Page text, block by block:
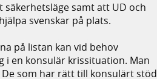
samt att UD och
svenskar på plats.
på listan kan vid behov
i en konsulär krissituation. Man
som har rätt till konsulärt stöd